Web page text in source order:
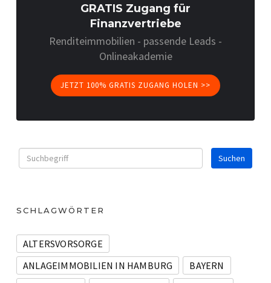
GRATIS Zugang für
Finanzvertriebe
Renditeimmobilien - passende Leads -
Onlineakademie
JETZT 100% GRATIS ZUGANG HOLEN >>
SCHLAGWÖRTER
ALTERSVORSORGE
ANLAGEIMMOBILIEN IN HAMBURG
BAYERN